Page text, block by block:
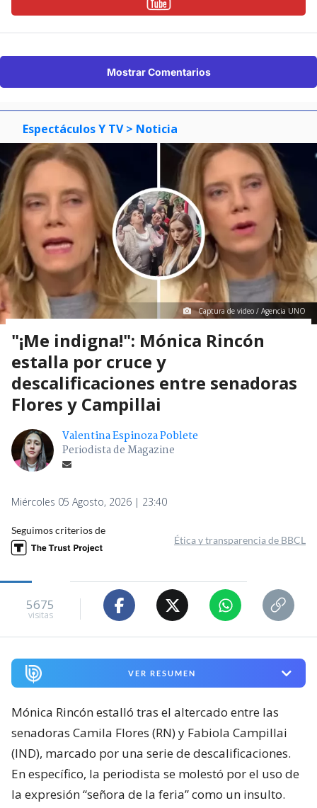
Mostrar Comentarios
Espectáculos Y TV > Noticia
Captura de video / Agencia UNO
"¡Me indigna!": Mónica Rincón
estalla por cruce y
descalificaciones entre senadoras
Flores y Campillai
Valentina Espinoza Poblete
Periodista de Magazine
Miércoles 05 Agosto, 2026 | 23:40
Seguimos criterios de
Ética y transparencia de BBCL
5675
visitas
VER RESUMEN
Mónica Rincón estalló tras el altercado entre las
senadoras Camila Flores (RN) y Fabiola Campillai
(IND), marcado por una serie de descalificaciones.
En específico, la periodista se molestó por el uso de
la expresión “señora de la feria” como un insulto.